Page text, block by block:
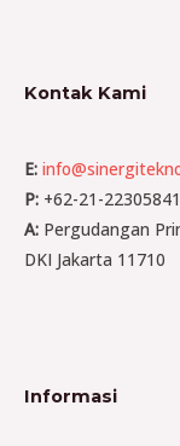
Kontak Kami
E:
P: +62-21-22305841
A: Pergudangan
DKI Jakarta 11710
Informasi